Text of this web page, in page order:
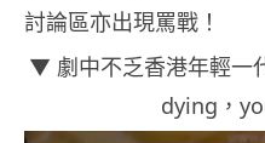
討論區亦出現罵戰！
▼ 劇中不乏香港年輕一
dying，